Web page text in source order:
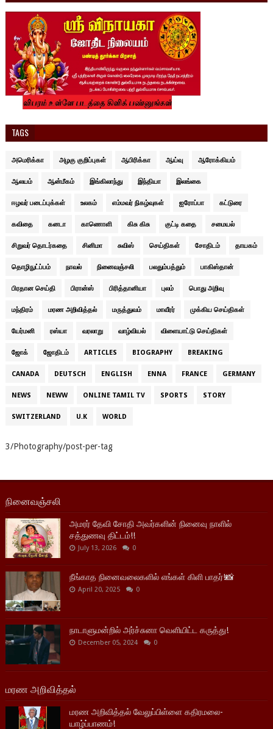
TAGS
அமெரிக்கா அழகு குறிப்புகள் ஆபிரிக்கா ஆய்வு ஆரோக்கியம்
ஆலயம் ஆன்மீகம் இங்கிலாந்து இந்தியா இலங்கை
ஈழவர் படைப்புக்கள் உலகம் எம்மவர் நிகழ்வுகள் ஐரோப்பா கட்டுரை
கவிதை கனடா காணொளி கிசு கிசு குட்டி கதை சமையல்
சிறுவர் தொடர்கதை சினிமா சுவிஸ் செய்திகள் சோதிடம் தாயகம்
தொழிநுட்ப்பம் நாவல் நினைவஞ்சலி பலதும்பத்தும் பாகிஸ்தான்
பிரதான செய்தி பிரான்ஸ் பிரித்தானியா புலம் பொது அறிவு
மந்திரம் மரண அறிவித்தல் மருத்துவம் மாவீரர் முக்கிய செய்திகள்
யேர்மனி ரஸ்யா வரலாறு வாழ்வியல் விளையாட்டு செய்திகள்
ஜோக் ஜோதிடம் ARTICLES BIOGRAPHY BREAKING
CANADA DEUTSCH ENGLISH ENNA FRANCE GERMANY
NEWS NEWW ONLINE TAMIL TV SPORTS STORY
SWITZERLAND U.K WORLD
3/Photography/post-per-tag
நினைவஞ்சலி
அமரர் தேவி சோதி அவர்களின் நினைவு நாளில்
சத்துணவு திட்டம்!!
July 13, 2026 0
நீங்காத நினைவலைகளில் எங்கள் கிளி பாதர்!📸
April 20, 2025 0
நாடாளுமன்றில் அர்ச்சுனா வெளியிட்ட கருத்து!
December 05, 2024 0
மரண அறிவித்தல்
மரண அறிவித்தல் வேலுப்பிள்ளை கதிரமலை-
யாழ்ப்பாணம்!